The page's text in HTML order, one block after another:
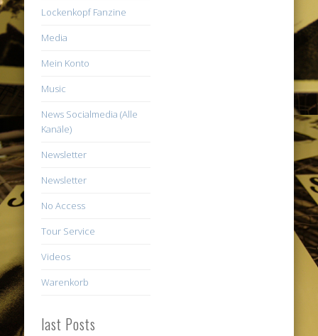
Lockenkopf Fanzine
Media
Mein Konto
Music
News Socialmedia (Alle
Kanäle)
Newsletter
Newsletter
No Access
Tour Service
Videos
Warenkorb
last Posts